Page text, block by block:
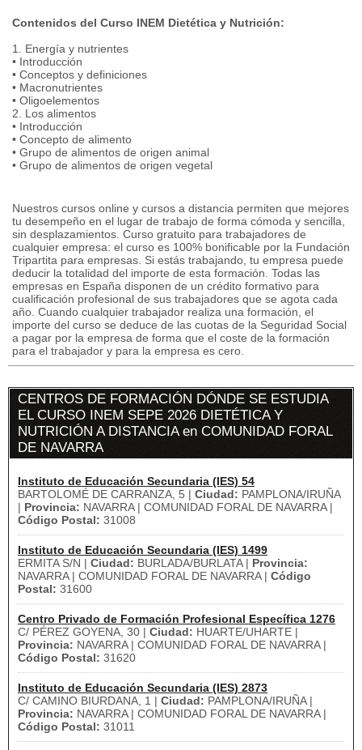
Contenidos del Curso INEM Dietética y Nutrición:
1. Energía y nutrientes
• Introducción
• Conceptos y definiciones
• Macronutrientes
• Oligoelementos
2. Los alimentos
• Introducción
• Concepto de alimento
• Grupo de alimentos de origen animal
• Grupo de alimentos de origen vegetal
Nuestros cursos online y cursos a distancia permiten que mejores
tu desempeño en el lugar de trabajo de forma cómoda y sencilla,
sin desplazamientos. Curso gratuito para trabajadores de
cualquier empresa: el curso es 100% bonificable por la Fundación
Tripartita para empresas. Si estás trabajando, tu empresa puede
deducir la totalidad del importe de esta formación. Todas las
empresas en España disponen de un crédito formativo para
cualificación profesional de sus trabajadores que se agota cada
año. Cuando cualquier trabajador realiza una formación, el
importe del curso se deduce de las cuotas de la Seguridad Social
a pagar por la empresa de forma que el coste de la formación
para el trabajador y para la empresa es cero.
CENTROS DE FORMACIÓN DÓNDE SE ESTUDIA
EL CURSO INEM SEPE 2026 DIETÉTICA Y
NUTRICIÓN A DISTANCIA en COMUNIDAD FORAL
DE NAVARRA
Instituto de Educación Secundaria (IES) 54
BARTOLOMÉ DE CARRANZA, 5 | Ciudad: PAMPLONA/IRUÑA
| Provincia: NAVARRA | COMUNIDAD FORAL DE NAVARRA |
Código Postal: 31008
Instituto de Educación Secundaria (IES) 1499
ERMITA S/N | Ciudad: BURLADA/BURLATA | Provincia:
NAVARRA | COMUNIDAD FORAL DE NAVARRA | Código
Postal: 31600
Centro Privado de Formación Profesional Específica 1276
C/ PÉREZ GOYENA, 30 | Ciudad: HUARTE/UHARTE |
Provincia: NAVARRA | COMUNIDAD FORAL DE NAVARRA |
Código Postal: 31620
Instituto de Educación Secundaria (IES) 2873
C/ CAMINO BIURDANA, 1 | Ciudad: PAMPLONA/IRUÑA |
Provincia: NAVARRA | COMUNIDAD FORAL DE NAVARRA |
Código Postal: 31011